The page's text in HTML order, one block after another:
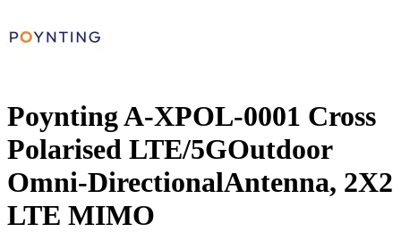
Poynting A-XPOL-0001 Cross
Polarised LTE/5GOutdoor
Omni-DirectionalAntenna, 2X2
LTE MIMO